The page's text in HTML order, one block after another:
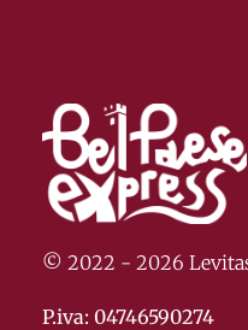
© 2022 - 2026
P.iva: 04746590274